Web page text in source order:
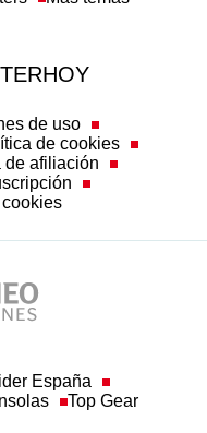
de cookies
de afiliación
Top Gear